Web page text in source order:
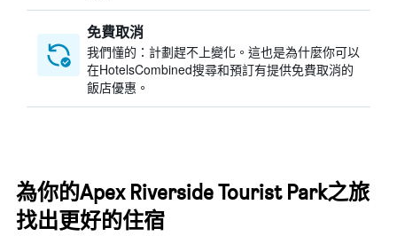
免費取消
我們懂的：計劃趕不上變化。這也是為什麼你可以
在HotelsCombined搜尋和預訂有提供免費取消的
飯店優惠。
為你的Apex Riverside Tourist Park之旅
找出更好的住宿